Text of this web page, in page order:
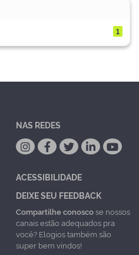
1
NAS REDES
ACESSIBILIDADE
DEIXE SEU FEEDBACK
Compartilhe conoscose nossos
canais estão adequados pra
você? Elogios também são
super bem vindos!